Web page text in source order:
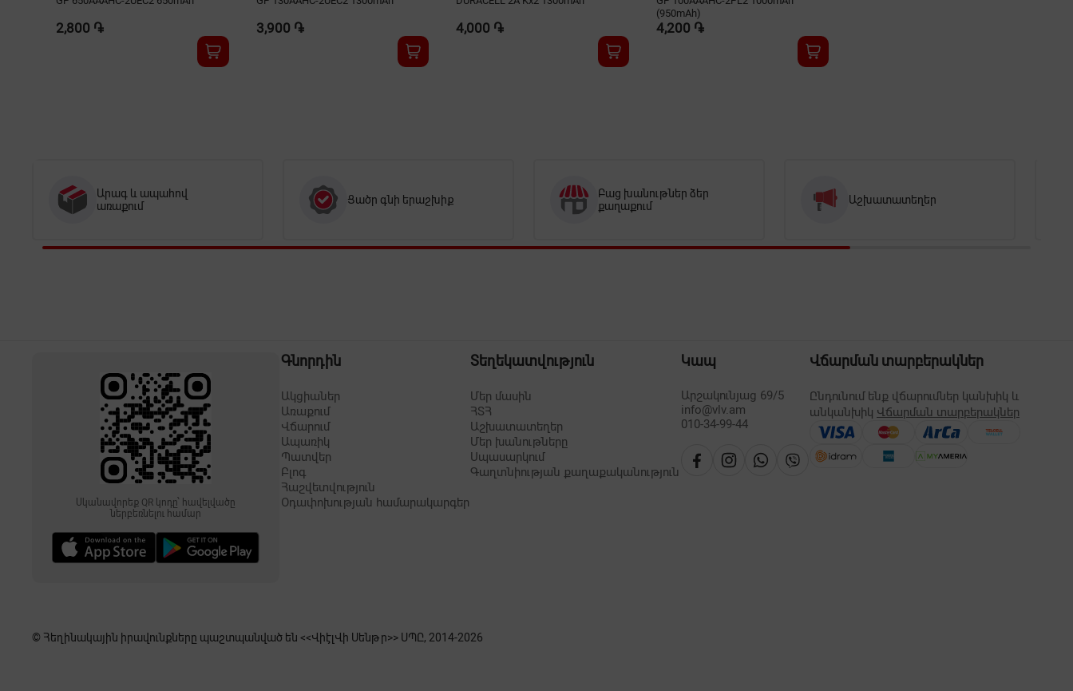
2,800 ֏ 3,900 ֏ 4,000 ֏
(950mAh)
4,200 ֏
Արագ և ապահով
առաքում
Ցածր գնի երաշխիք
Բաց խանութներ ձեր
քաղաքում
Աշխատատեղեր
Սկանավորեք QR կոդը՝ հավելվածը
ներբեռնելու համար
Գնորդին
Ակցիաներ
Առաքում
Վճարում
Ապառիկ
Պատվեր
Բլոգ
Հաշվետվություն
Օդափոխության համարակարգեր
Տեղեկատվություն
Մեր մասին
ՀՏՀ
Աշխատատեղեր
Մեր խանութները
Սպասարկում
Գաղտնիության քաղաքականություն
Կապ
Արշակունյաց 69/5
info@vlv.am
010-34-99-44
Վճարման տարբերակներ
Ընդունում ենք վճարումներ կանխիկ և
անկանխիկ Վճարման տարբերակներ
© Հեղինակային իրավունքները պաշտպանված են <<ՎիէլՎի Սենթր>> ՍՊԸ, 2014-2026